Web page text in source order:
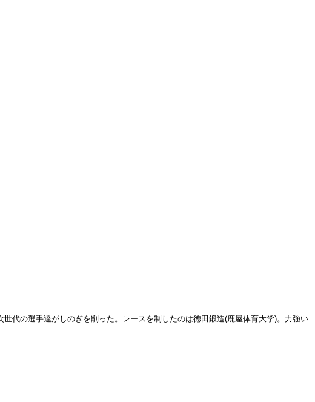
代の選手達がしのぎを削った。レースを制したのは徳田鍛造(鹿屋体育大学)。力強い